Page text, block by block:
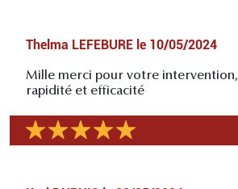
Thelma LEFEBURE le 10/05/2024
Mille merci pour votre intervention,
rapidité et efficacité